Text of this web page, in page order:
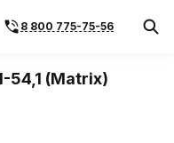
8 800 775-75-56
54,1 (Matrix)